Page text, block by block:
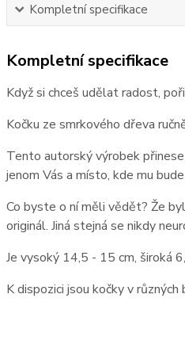
Kompletní specifikace
Kompletní specifikace
Když si chceš udělat radost,
Kočku ze smrkového dřeva
Tento autorský výrobek
jenom Vás a místo, kde mu
Co byste o ní měli vědět? Že
originál. Jiná stejná se nikdy
Je vysoký 14,5 - 15 cm, široká
K dispozici jsou kočky v různých